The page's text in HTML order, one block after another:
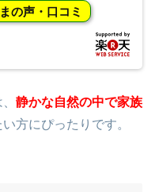
の声・口コミ
静かな自然の中で家族
方にぴったりです。